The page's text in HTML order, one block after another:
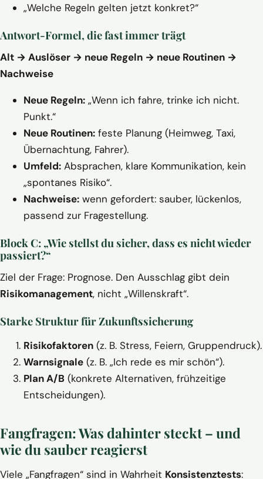
„Welche Regeln gelten jetzt konkret?“
Antwort-Formel, die fast immer trägt
Alt → Auslöser → neue Regeln → neue Routinen →
Nachweise
Neue Regeln: „Wenn ich fahre, trinke ich nicht.
Punkt.“
Neue Routinen: feste Planung (Heimweg, Taxi,
Übernachtung, Fahrer).
Umfeld: Absprachen, klare Kommunikation, kein
„spontanes Risiko“.
Nachweise: wenn gefordert: sauber, lückenlos,
passend zur Fragestellung.
Block C: „Wie stellst du sicher, dass es nicht wieder
passiert?“
Ziel der Frage: Prognose. Den Ausschlag gibt dein
Risikomanagement, nicht „Willenskraft“.
Starke Struktur für Zukunftssicherung
Risikofaktoren (z. B. Stress, Feiern, Gruppendruck).
Warnsignale (z. B. „Ich rede es mir schön“).
Plan A/B (konkrete Alternativen, frühzeitige
Entscheidungen).
Fangfragen: Was dahinter steckt – und
wie du sauber reagierst
Viele „Fangfragen“ sind in Wahrheit Konsistenztests: